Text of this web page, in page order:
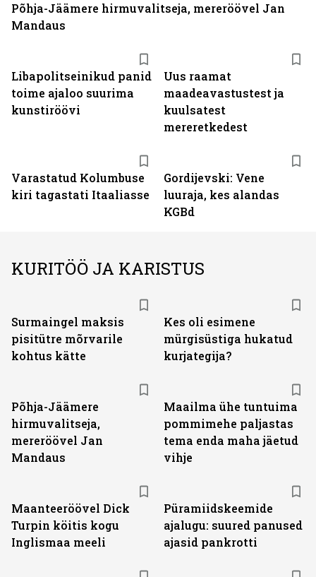
Libapolitseinikud panid
toime ajaloo suurima
kunstiröövi
Uus raamat
maadeavastustest ja
kuulsatest
mereretkedest
Varastatud Kolumbuse
kiri tagastati Itaaliasse
Gordijevski: Vene
luuraja, kes alandas
KGBd
Põhja-Jäämere hirmuvalitseja, mereröövel Jan
Mandaus
KURITÖÖ JA KARISTUS
Surmaingel maksis
pisitütre mõrvarile
kohtus kätte
Kes oli esimene
mürgisüstiga hukatud
kurjategija?
Põhja-Jäämere
hirmuvalitseja,
mereröövel Jan
Mandaus
Maailma ühe tuntuima
pommimehe paljastas
tema enda maha jäetud
vihje
Maanteeröövel Dick
Turpin köitis kogu
Inglismaa meeli
Püramiidskeemide
ajalugu: suured panused
ajasid pankrotti